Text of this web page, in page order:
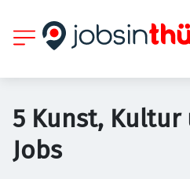
5 Kunst, Kultur
Jobs